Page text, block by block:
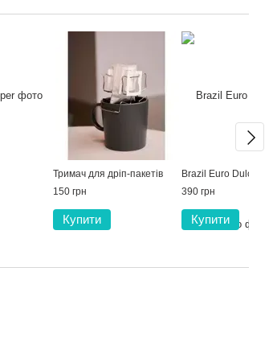
Тримач для дріп-пакетів
150 грн
Купити
Brazil Euro Dulce
390 грн
Купити